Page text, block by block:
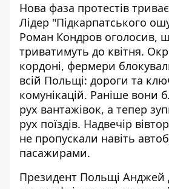
Нова фаза протестів
Лідер "Підкарпатського
Роман Кондров оголосив,
триватимуть до квітня.
кордоні, фермери
всій Польщі: дороги та
комунікацій. Раніше вони
рух вантажівок, а тепер
рух поїздів. Надвечір
не пропускали навіть
пасажирами.
Президент Польщі Анджей